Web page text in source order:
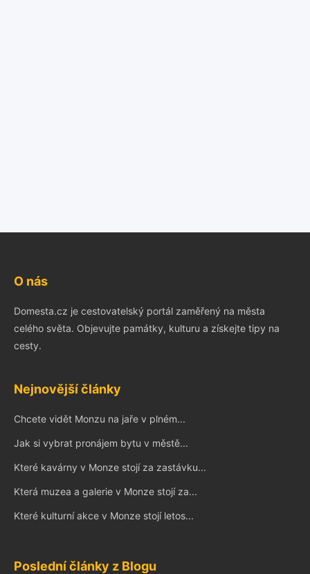
O nás
Domesta.cz je cestovatelský portál zaměřený na města
celého světa. Objevujte památky, kulturu a získejte tipy na
cesty.
Nejnovější články
Chcete vidět Monzu na jaře v plném...
Jak si vybrat pronájem bytu v městě...
Které kavárny v Monze stojí za zastávku...
Která muzea a galerie v Monze stojí za...
Které kulturní akce v Monze stojí letos...
Poslední články z Blogu